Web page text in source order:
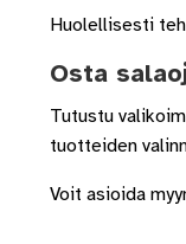
Huolellisesti
Osta
Tutustu
tuotteiden
Voit asioida